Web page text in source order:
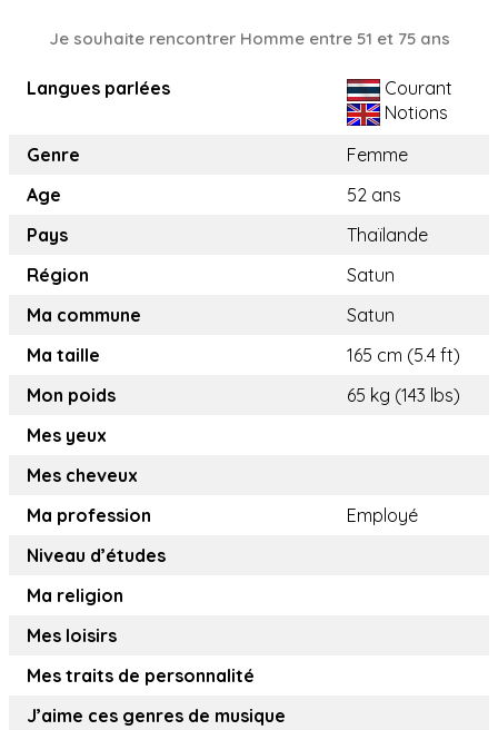
Je souhaite rencontrer Homme entre 51 et 75 ans
Langues parlées
Courant
Notions
Genre
Femme
Age
52 ans
Pays
Thaïlande
Région
Satun
Ma commune
Satun
Ma taille
165 cm (5.4 ft)
Mon poids
65 kg (143 lbs)
Mes yeux
Mes cheveux
Ma profession
Employé
Niveau d’études
Ma religion
Mes loisirs
Mes traits de personnalité
J’aime ces genres de musique